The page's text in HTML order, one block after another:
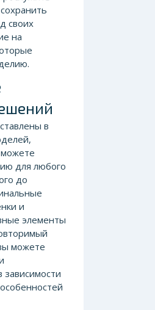
своих
на
в
для любого
до
и
элементы
можете